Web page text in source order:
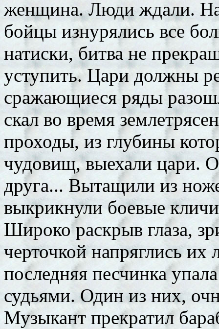
женщина. Люди ждали.
бойцы изнурялись все
натиски, битва не
уступить. Цари должны
сражающиеся ряды
скал во время
проходы, из глубины
чудовищ, выехали цари.
друга... Вытащили из
выкрикнули боевые
Широко раскрыв глаза,
черточкой напряглись
последняя песчинка
судьями. Один из них,
Музыкант прекратил